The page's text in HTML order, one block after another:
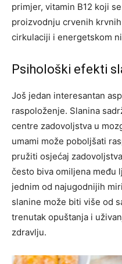
primjer, vitamin B12 koji
proizvodnju crvenih
cirkulaciji i energetskom
Psihološki efekti
Još jedan interesantan
raspoloženje. Slanina
centre zadovoljstva u
umami može poboljšati
pružiti osjećaj
često biva omiljena među
jednim od najugodnijih
slanine može biti više od
trenutak opuštanja i
zdravlju.